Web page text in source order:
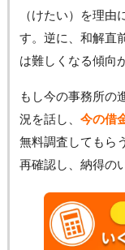
（けたい）を理
す。逆に、和解直
は難しくなる傾向
もし今の事務所の
況を話し、 今の借
無料調査してもら
再確認し、納得の